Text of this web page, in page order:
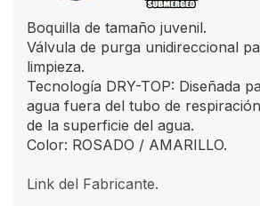
Boquilla de tamaño juvenil.
Válvula de purga unidireccional
limpieza.
Tecnología DRY-TOP: Diseñada
agua fuera del tubo de
de la superficie del agua.
Color: ROSADO / AMARILLO.
Link del Fabricante.